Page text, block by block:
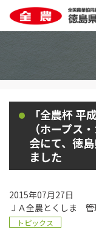
「全農杯 平
（ホープス
会にて、徳
ました
2015年07月27日
ＪＡ全農とくしま 管
トピックス